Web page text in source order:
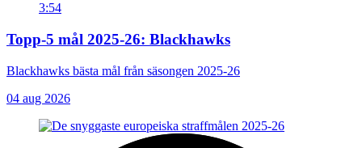
3:54
Topp-5 mål 2025-26: Blackhawks
Blackhawks bästa mål från säsongen 2025-26
04 aug 2026